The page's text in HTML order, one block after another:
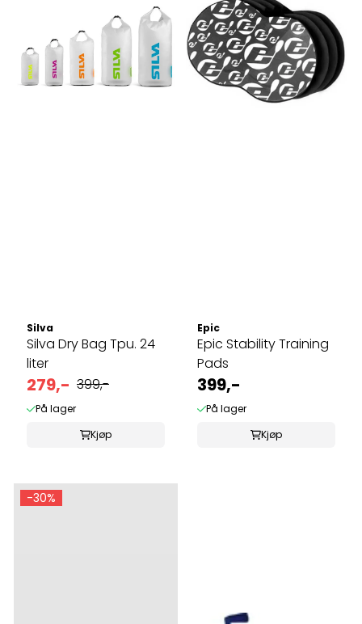
Silva
Silva Dry Bag Tpu. 24
liter
279,- 399,-
På lager
Kjøp
Epic
Epic Stability Training
Pads
399,-
På lager
Kjøp
-30%